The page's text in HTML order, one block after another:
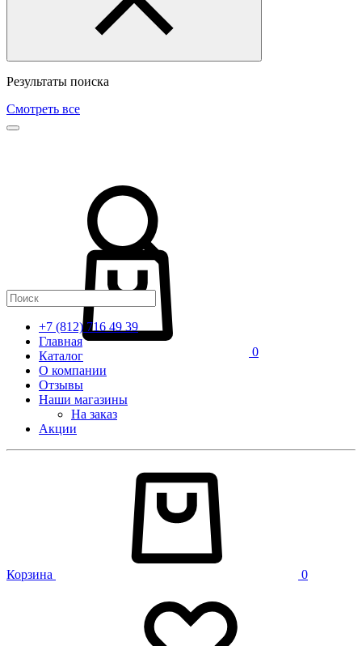
Результаты поиска
Смотреть все
0
+7 (812) 716 49 39
Главная
Каталог
О компании
Отзывы
Наши магазины
На заказ
Акции
Корзина 0